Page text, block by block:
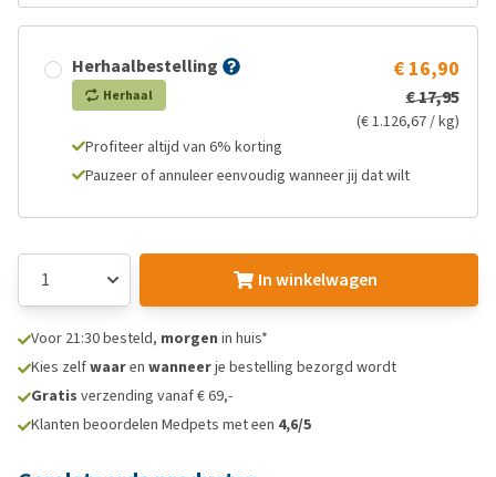
Herhaalbestelling
Herhaal
€ 16,90
€ 17,95
(€ 1.126,67 / kg)
Profiteer altijd van 6% korting
Pauzeer of annuleer eenvoudig wanneer jij dat wilt
In winkelwagen
Voor 21:30 besteld, morgen in huis*
Kies zelfwaaren wanneerje bestelling bezorgd wordt
Gratis verzending vanaf € 69,-
Klanten beoordelen Medpets met een 4,6/5